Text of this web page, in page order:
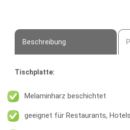
Beschreibung
Tischplatte:
Melaminharz beschichtet
geeignet für Restaurants,